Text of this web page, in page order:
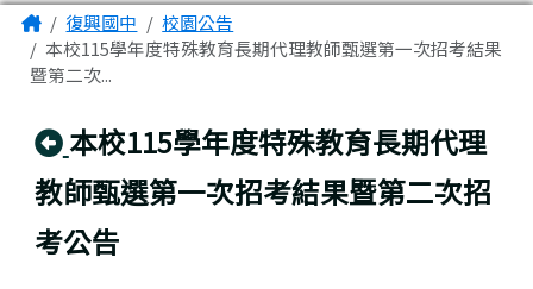
主內容區域
Home復興國中
校園公告
本校115學年度特殊教育長期代理教師甄選第一次招考結果
暨第二次...
回上頁
本校115學年度特殊教育長期代理
教師甄選第一次招考結果暨第二次招
考公告
頁尾區域